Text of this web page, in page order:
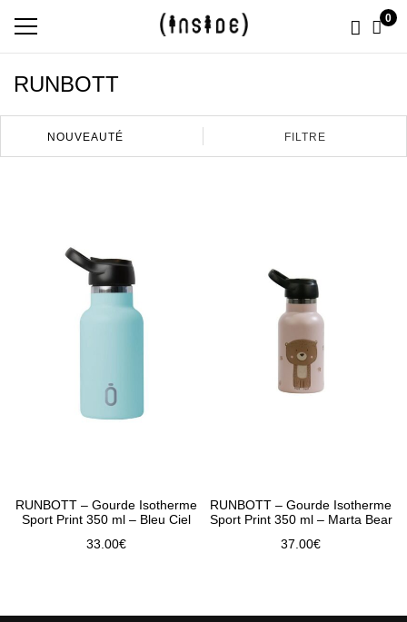
0
RUNBOTT
FILTRE
RUNBOTT – Gourde Isotherme
Sport Print 350 ml – Bleu Ciel
33.00€
RUNBOTT – Gourde Isotherme
Sport Print 350 ml – Marta Bear
37.00€